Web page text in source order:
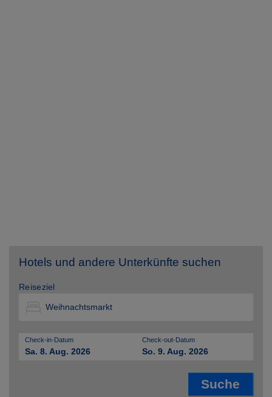
Hotels und andere Unterkünfte suchen
Reiseziel
Check-in-Datum
Sa. 8. Aug. 2026
Check-out-Datum
So. 9. Aug. 2026